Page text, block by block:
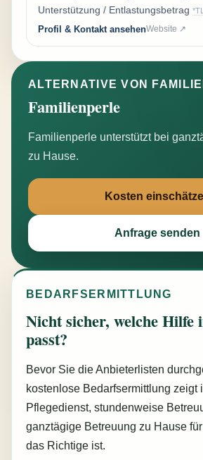
Unterstützung / Entlastungsbetrag *TL
Profil & Kontakt ansehenWebsite ↗
ALTERNATIVE VON
Familienperle
Familienperle unterstützt bei
zu Hause.
Kosten
Anfrage senden
BEDARFSERMITTLUNG
Nicht sicher, welche Hilfe
passt?
Bevor Sie die Anbieterlisten
kostenlose Bedarfsermittlung zeigt
Pflegedienst, stundenweise
ganztägige Betreuung zu Hause
das Richtige ist.